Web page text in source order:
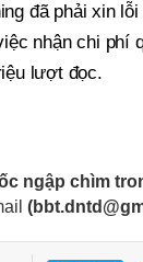
đã phải xin
nhận chi phí
lượt đọc.
ngập chìm
(